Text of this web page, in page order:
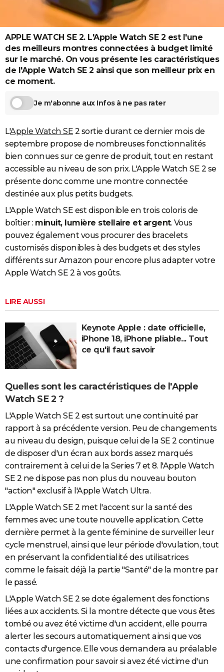
Voyage nature
Voyage de noces
GUIDES D'ACHAT
BONS PLANS
CARTE DE VOEUX
Dictionnaire
Biographies
Citations
Expressions
Proverbes
COPAINS D'AVANT
S'inscrire
Se connecter
Lycées
Collèges
Primaires
Universités
Entreprises
Service militaire
Avis de recherche
AVIS DE DÉCÈS
FORUM
Bricolage
Lifestyle
Culture
Sport
Auto
Television
Voyage
Cinema
APPLE WATCH SE 2. L'Apple Watch SE 2 est l'une
des meilleurs montres connectées à budget limité
sur le marché. On vous présente les caractéristiques
de l'Apple Watch SE 2 ainsi que son meilleur prix en
ce moment.
Je m'abonne aux Infos à ne pas rater
L'Apple Watch SE 2 sortie durant ce dernier mois de
septembre propose de nombreuses fonctionnalités
bien connues sur ce genre de produit, tout en restant
accessible au niveau de son prix. L'Apple Watch SE 2 se
présente donc comme une montre connectée
destinée aux plus petits budgets.
L'Apple Watch SE est disponible en trois coloris de
boîtier : minuit, lumière stellaire et argent. Vous
pouvez également vous procurer des bracelets
customisés disponibles à des budgets et des styles
différents sur Amazon pour encore plus adapter votre
Apple Watch SE 2 à vos goûts.
LIRE AUSSI
Keynote Apple : date officielle,
iPhone 18, iPhone pliable... Tout
ce qu'il faut savoir
Quelles sont les caractéristiques de l'Apple
Watch SE 2 ?
L'Apple Watch SE 2 est surtout une continuité par
rapport à sa précédente version. Peu de changements
au niveau du design, puisque celui de la SE 2 continue
de disposer d'un écran aux bords assez marqués
contrairement à celui de la Series 7 et 8. l'Apple Watch
SE 2 ne dispose pas non plus du nouveau bouton
"action" exclusif à l'Apple Watch Ultra.
L'Apple Watch SE 2 met l'accent sur la santé des
femmes avec une toute nouvelle application. Cette
dernière permet à la gente féminine de surveiller leur
cycle menstruel, ainsi que leur période d'ovulation, tout
en préservant la confidentialité des utilisatrices
comme le faisait déjà la partie "Santé" de la montre par
le passé.
L'Apple Watch SE 2 se dote également des fonctions
liées aux accidents. Si la montre détecte que vous êtes
tombé ou avez été victime d'un accident, elle pourra
alerter les secours automatiquement ainsi que vos
contacts d'urgence. Elle vous demandera au préalable
une confirmation pour savoir si avez été victime d'un